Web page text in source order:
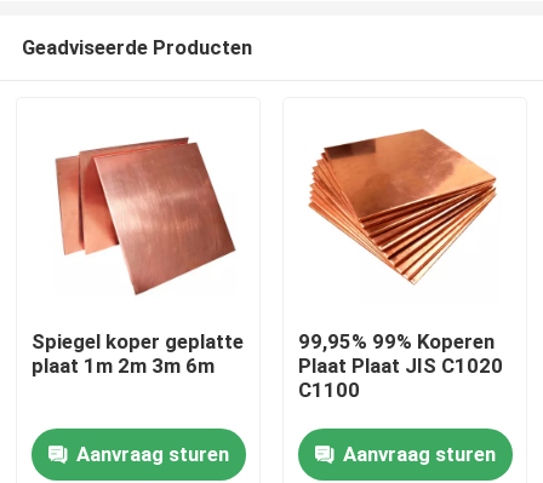
Geadviseerde Producten
Spiegel koper geplatte
plaat 1m 2m 3m 6m
Aanvraag sturen
99,95% 99% Koperen
Plaat Plaat JIS C1020
C1100
Aanvraag sturen